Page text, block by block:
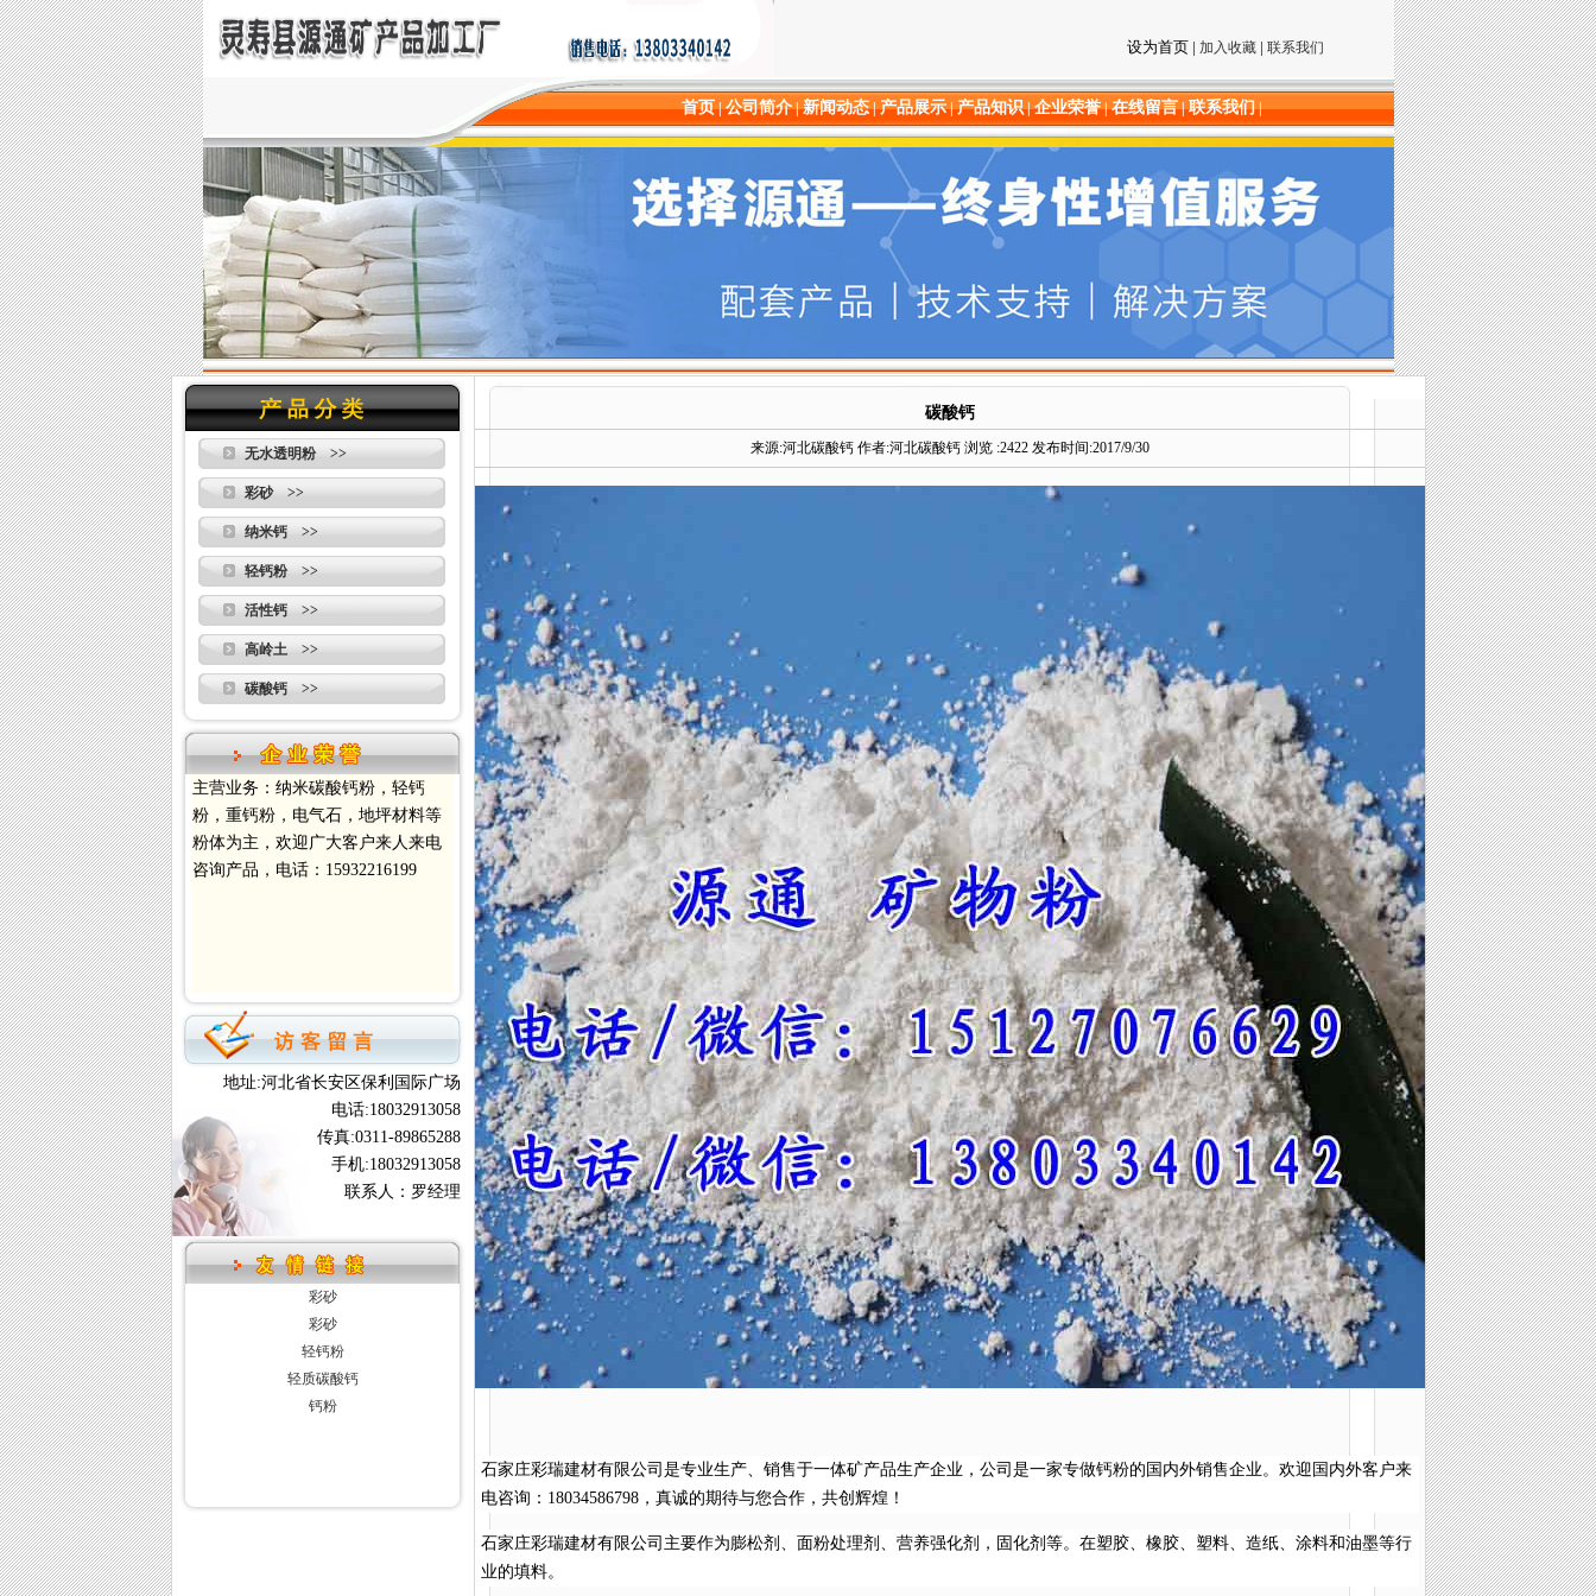
设为首页| 加入收藏| 联系我们
首页|公司简介|新闻动态|产品展示|产品知识|企业荣誉|在线留言|联系我们|
无水透明粉 >>
彩砂 >>
纳米钙 >>
轻钙粉 >>
活性钙 >>
高岭土 >>
碳酸钙 >>
主营业务：纳米碳酸钙粉，轻钙
粉，重钙粉，电气石，地坪材料等
粉体为主，欢迎广大客户来人来电
咨询产品，电话：15932216199
地址:河北省长安区保利国际广场
电话:18032913058
传真:0311-89865288
手机:18032913058
联系人：罗经理
彩砂
彩砂
轻钙粉
轻质碳酸钙
钙粉
碳酸钙
来源:河北碳酸钙 作者:河北碳酸钙 浏览 :2422 发布时间:2017/9/30
石家庄彩瑞建材有限公司是专业生产、销售于一体矿产品生产企业，公司是一家专做钙粉的国内外销售企业。欢迎国内外客户来
电咨询：18034586798，真诚的期待与您合作，共创辉煌！
石家庄彩瑞建材有限公司主要作为膨松剂、面粉处理剂、营养强化剂，固化剂等。在塑胶、橡胶、塑料、造纸、涂料和油墨等行
业的填料。